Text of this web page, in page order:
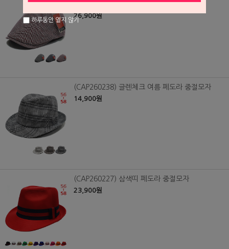
레모
26,900원
(CAP260238) 글렌체크 여름 페도라 중절모자
14,900원
(CAP260227) 삼색띠 페도라 중절모자
23,900원
하루동안 열지 않기